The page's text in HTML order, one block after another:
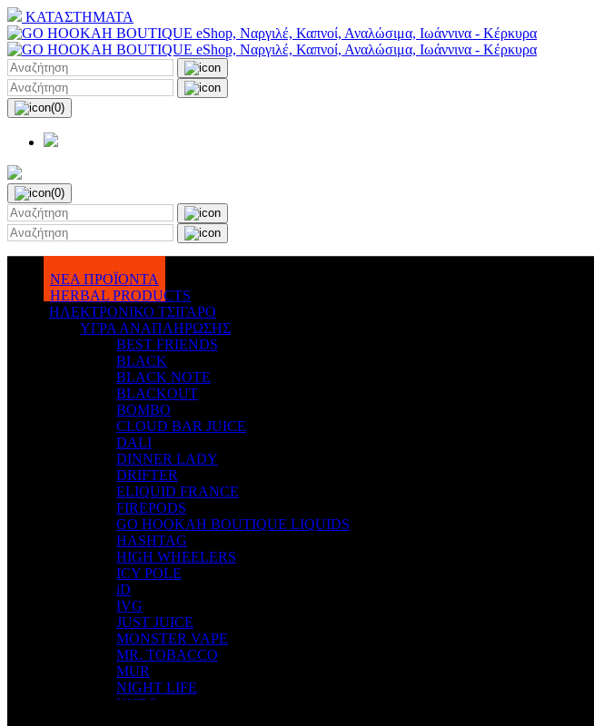
ΚΑΤΑΣΤΗΜΑΤΑ
(0)
(0)
ΝΕΑ ΠΡΟΪΟΝΤΑ
HERBAL PRODUCTS
ΗΛΕΚΤΡΟΝΙΚΟ ΤΣΙΓΑΡΟ
ΥΓΡΑ ΑΝΑΠΛΗΡΩΣΗΣ
BEST FRIENDS
BLACK
BLACK NOTE
BLACKOUT
BOMBO
CLOUD BAR JUICE
DALI
DINNER LADY
DRIFTER
ELIQUID FRANCE
FIREPODS
GO HOOKAH BOUTIQUE LIQUIDS
HASHTAG
HIGH WHEELERS
ICY POLE
iD
IVG
JUST JUICE
MONSTER VAPE
MR. TOBACCO
MUR
NIGHT LIFE
NUBO